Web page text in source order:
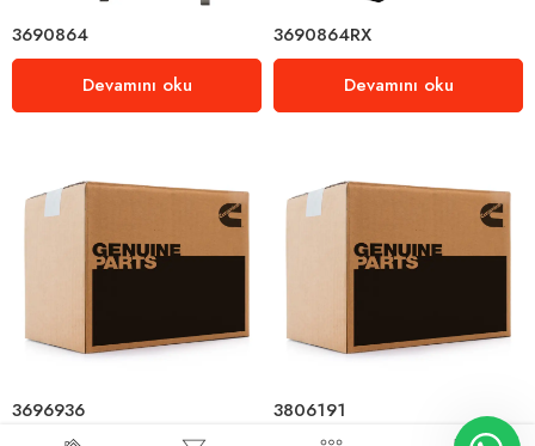
3690864
Devamını oku
3690864RX
Devamını oku
3696936 3806191